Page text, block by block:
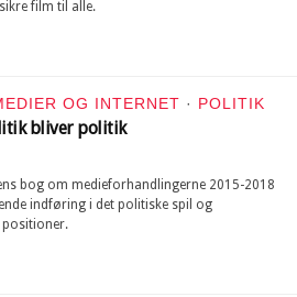
film til alle.
OG INTERNET · POLITIK
bliver politik
bog om medieforhandlingerne 2015-2018
indføring i det politiske spil og
positioner.